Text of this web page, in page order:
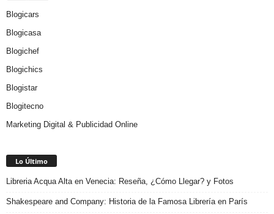
Blogicars
Blogicasa
Blogichef
Blogichics
Blogistar
Blogitecno
Marketing Digital & Publicidad Online
Lo Último
Libreria Acqua Alta en Venecia: Reseña, ¿Cómo Llegar? y Fotos
Shakespeare and Company: Historia de la Famosa Librería en París